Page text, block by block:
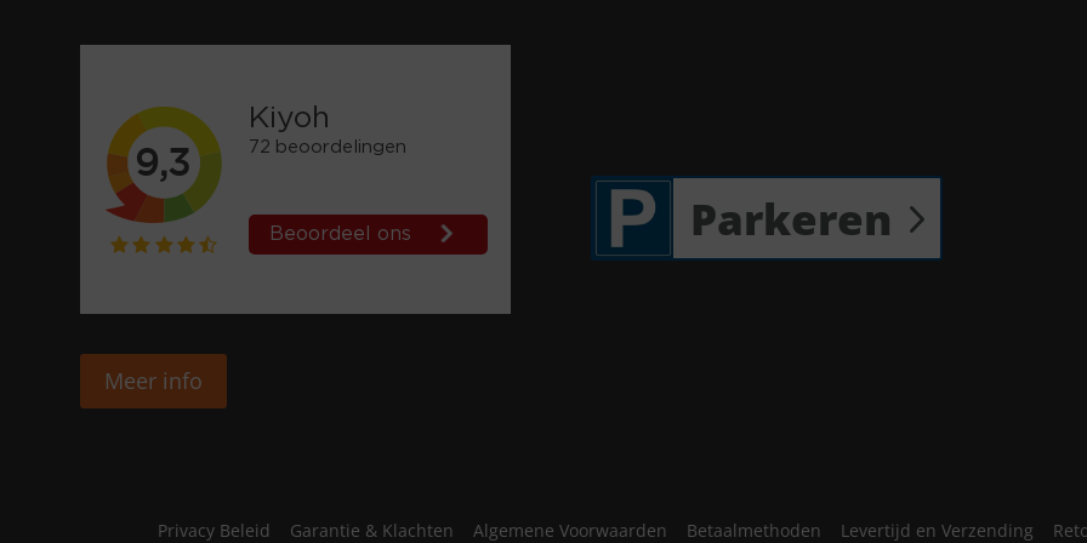
Meer info
Parkeren
Privacy Beleid Garantie & Klachten Algemene Voorwaarden Betaalmethoden Levertijd en Verzending